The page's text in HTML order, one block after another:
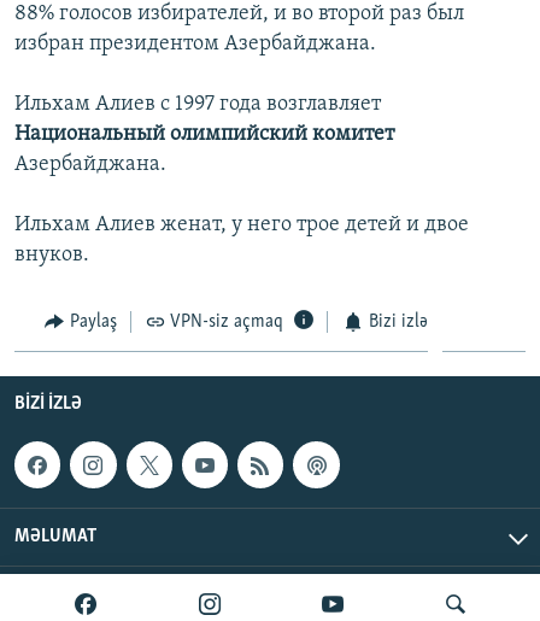
88% голосов избирателей, и во второй раз был
избран президентом Азербайджана.
Ильхам Алиев с 1997 года возглавляет
Национальный олимпийский комитет
Азербайджана.
Ильхам Алиев женат, у него трое детей и двое
внуков.
Paylaş VPN-siz açmaq Bizi izlə
BIZI IZLƏ
MƏLUMAT
AzadlıqRadiosu © 2026 Inc. | Bütün hüquqlar qorunur